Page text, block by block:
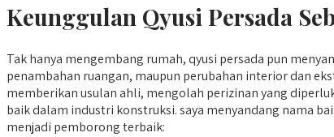
Keunggulan Qyusi Persada
Tak hanya mengembang rumah, qyusi persada pun
penambahan ruangan, maupun perubahan interior dan
memberikan usulan ahli, mengolah perizinan yang
baik dalam industri konstruksi. saya menyandang nama
menjadi pemborong terbaik: